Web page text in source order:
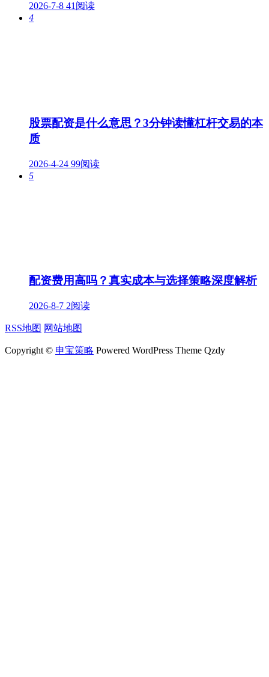
2026-7-8 41阅读
4
股票配资是什么意思？3分钟读懂杠杆交易的本
质
2026-4-24 99阅读
5
配资费用高吗？真实成本与选择策略深度解析
2026-8-7 2阅读
RSS地图 网站地图
Copyright © 申宝策略 Powered WordPress Theme Qzdy